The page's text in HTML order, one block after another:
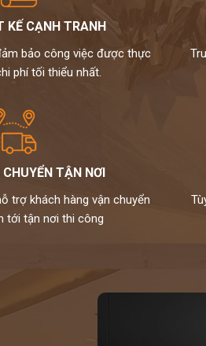
KẾ CẠNH TRANH
bảo công việc được thực
phí tối thiểu nhất.
TẬN NƠI
trợ khách hàng vận chuyển
tới tận nơi thi công